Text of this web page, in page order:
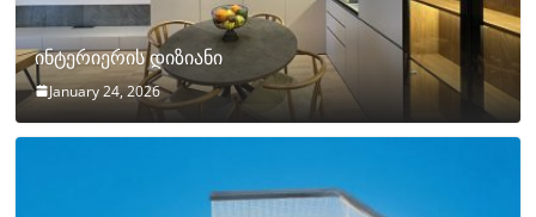
ინტერიერის დიზიანი
January 24, 2026